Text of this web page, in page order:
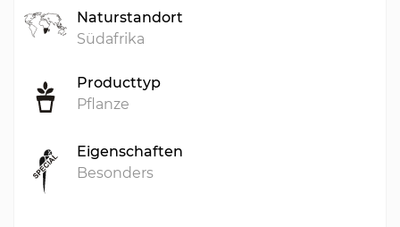
Naturstandort
Südafrika
Producttyp
Pflanze
Eigenschaften
Besonders